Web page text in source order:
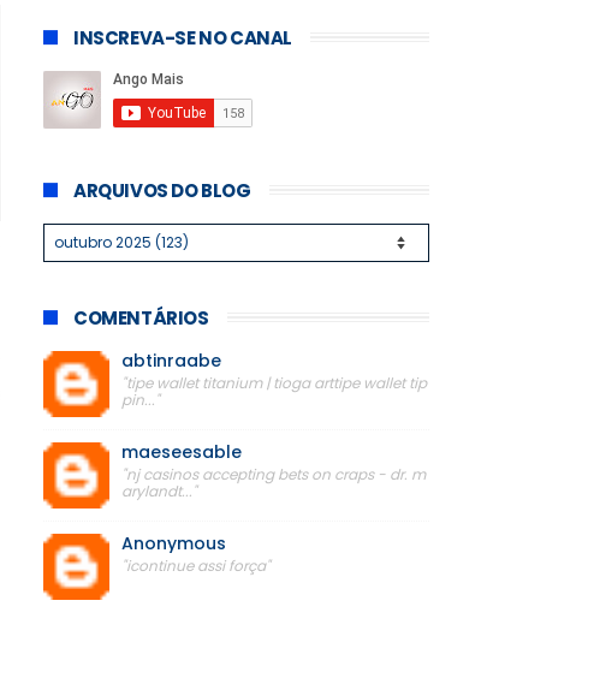
INSCREVA-SE NO CANAL
ARQUIVOS DO BLOG
COMENTÁRIOS
abtinraabe
"tipe wallet titanium | tioga arttipe wallet tip
pin..."
maeseesable
"nj casinos accepting bets on craps - dr. m
arylandt..."
Anonymous
"icontinue assi força"